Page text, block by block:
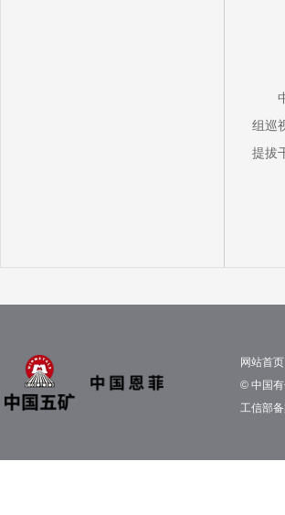
组巡
提拔
网站首页
© 中国
工信部